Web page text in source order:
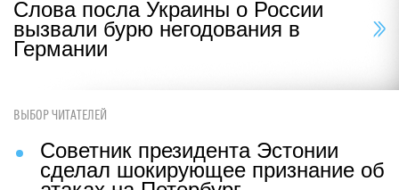
Слова посла Украины о России
вызвали бурю негодования в
Германии
ВЫБОР ЧИТАТЕЛЕЙ
Советник президента Эстонии
сделал шокирующее признание об